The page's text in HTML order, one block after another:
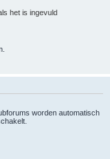
het is ingevuld
worden automatisch